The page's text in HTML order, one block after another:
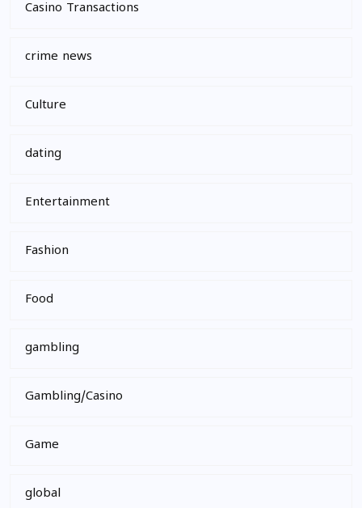
Casino Transactions
crime news
Culture
dating
Entertainment
Fashion
Food
gambling
Gambling/Casino
Game
global